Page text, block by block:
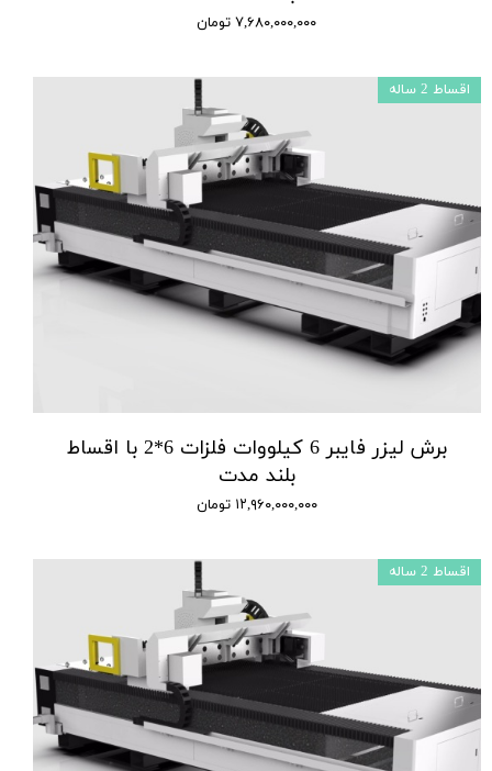
۷,۶۸۰,۰۰۰,۰۰۰ تومان
برش لیزر فایبر 6 کیلووات فلزات 6*2 با اقساط
بلند مدت
۱۲,۹۶۰,۰۰۰,۰۰۰ تومان
اقساط 2 ساله
اقساط 2 ساله